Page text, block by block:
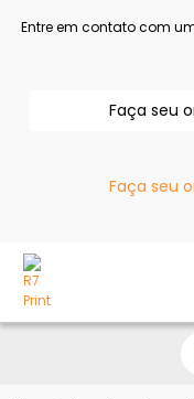
Entre em contato com
Faça seu
Faça seu